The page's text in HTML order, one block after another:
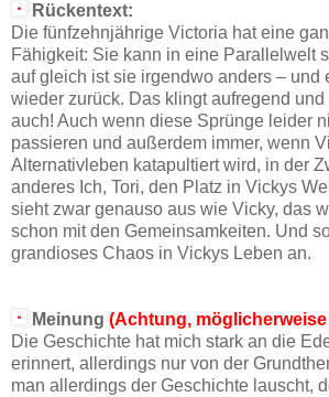
Rückentext:
Die fünfzehnjährige Victoria hat eine
Fähigkeit: Sie kann in eine Parallelwelt
auf gleich ist sie irgendwo anders – und
wieder zurück. Das klingt aufregend
auch! Auch wenn diese Sprünge leider
passieren und außerdem immer, wenn
Alternativleben katapultiert wird, in der
anderes Ich, Tori, den Platz in Vickys
sieht zwar genauso aus wie Vicky, das
schon mit den Gemeinsamkeiten. Und
grandioses Chaos in Vickys Leben an.
Meinung (Achtung,
Die Geschichte hat mich stark an die
erinnert, allerdings nur von der
man allerdings der Geschichte lauscht,